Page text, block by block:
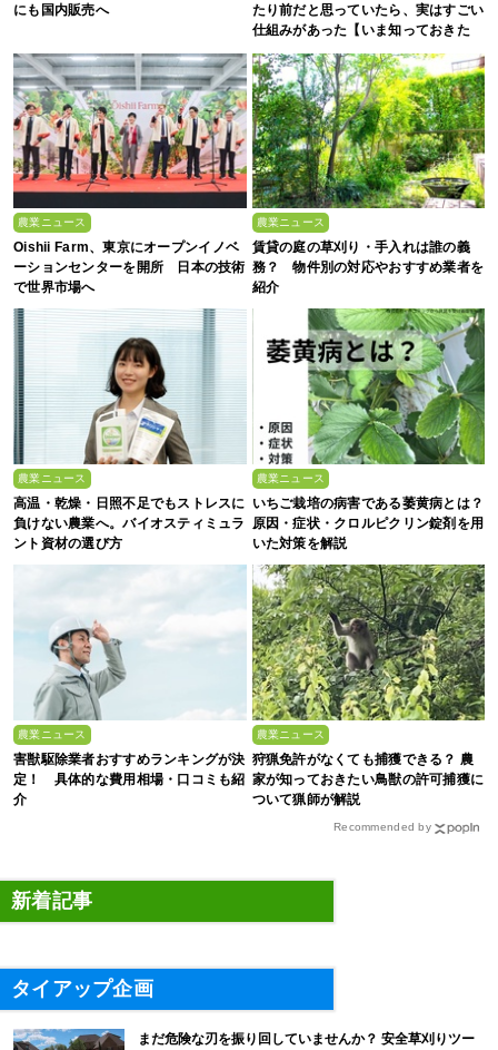
にも国内販売へ
たり前だと思っていたら、実はすごい
仕組みがあった【いま知っておきた
農業ニュース
Oishii Farm、東京にオープンイノベ
ーションセンターを開所 日本の技術
で世界市場へ
農業ニュース
賃貸の庭の草刈り・手入れは誰の義
務？ 物件別の対応やおすすめ業者を
紹介
農業ニュース
高温・乾燥・日照不足でもストレスに
負けない農業へ。バイオスティミュラ
ント資材の選び方
農業ニュース
いちご栽培の病害である萎黄病とは？
原因・症状・クロルピクリン錠剤を用
いた対策を解説
農業ニュース
害獣駆除業者おすすめランキングが決
定！ 具体的な費用相場・口コミも紹
介
農業ニュース
狩猟免許がなくても捕獲できる？ 農
家が知っておきたい鳥獣の許可捕獲に
ついて猟師が解説
Recommended by
新着記事
タイアップ企画
まだ危険な刃を振り回していませんか？ 安全草刈りツー